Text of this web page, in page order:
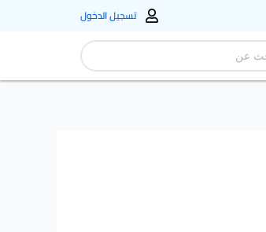
تسجيل الدخول